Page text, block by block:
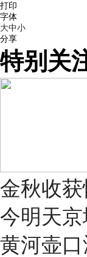
打印
字体
大中小
分享
特别关
金秋收获
今明天
黄河壶